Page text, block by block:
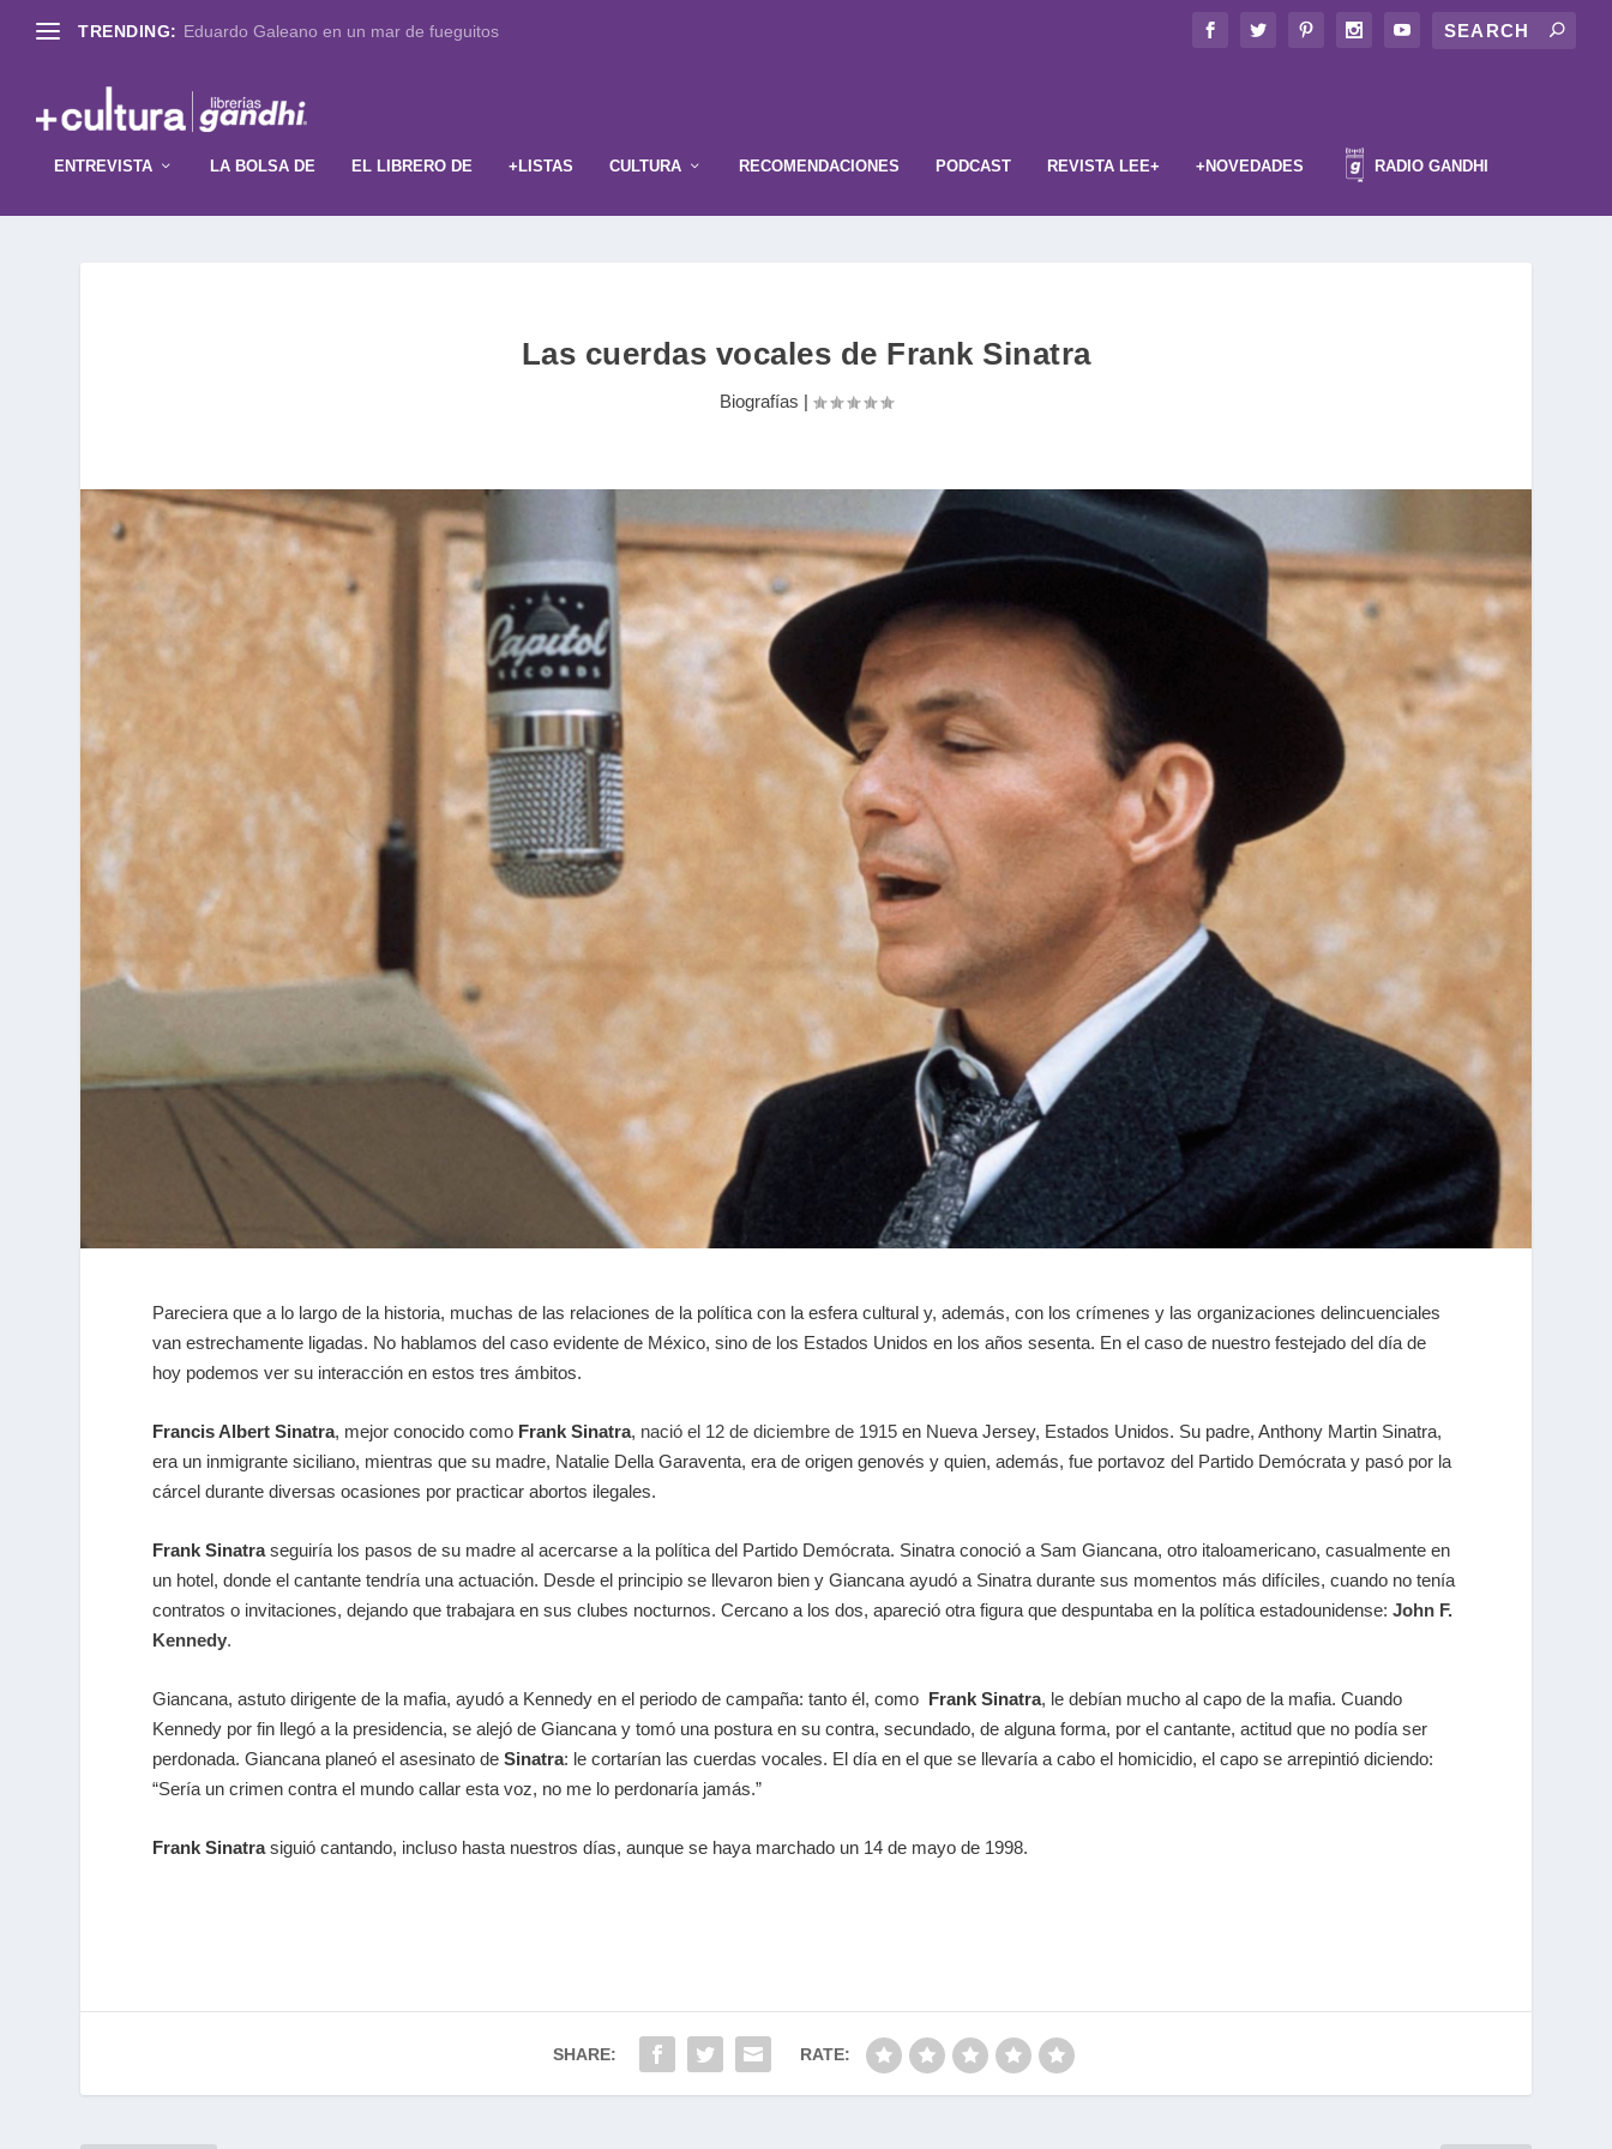
TRENDING: Eduardo Galeano en un mar de fueguitos
ENTREVISTA LA BOLSA DE EL LIBRERO DE +LISTAS CULTURA RECOMENDACIONES PODCAST REVISTA LEE+ +NOVEDADES RADIO GANDHI
Las cuerdas vocales de Frank Sinatra
Biografías |
Pareciera que a lo largo de la historia, muchas de las relaciones de la política con la esfera cultural y, además, con los crímenes y las organizaciones delincuenciales
van estrechamente ligadas. No hablamos del caso evidente de México, sino de los Estados Unidos en los años sesenta. En el caso de nuestro festejado del día de
hoy podemos ver su interacción en estos tres ámbitos.
Francis Albert Sinatra, mejor conocido como Frank Sinatra, nació el 12 de diciembre de 1915 en Nueva Jersey, Estados Unidos. Su padre, Anthony Martin Sinatra,
era un inmigrante siciliano, mientras que su madre, Natalie Della Garaventa, era de origen genovés y quien, además, fue portavoz del Partido Demócrata y pasó por la
cárcel durante diversas ocasiones por practicar abortos ilegales.
Frank Sinatraseguiría los pasos de su madre al acercarse a la política del Partido Demócrata. Sinatra conoció a Sam Giancana, otro italoamericano, casualmente en
un hotel, donde el cantante tendría una actuación. Desde el principio se llevaron bien y Giancana ayudó a Sinatra durante sus momentos más difíciles, cuando no tenía
contratos o invitaciones, dejando que trabajara en sus clubes nocturnos. Cercano a los dos, apareció otra figura que despuntaba en la política estadounidense:John F.
Kennedy.
Giancana, astuto dirigente de la mafia, ayudó a Kennedy en el periodo de campaña: tanto él, como Frank Sinatra, le debían mucho al capo de la mafia. Cuando
Kennedy por fin llegó a la presidencia, se alejó de Giancana y tomó una postura en su contra, secundado, de alguna forma, por el cantante, actitud que no podía ser
perdonada. Giancana planeó el asesinato deSinatra: le cortarían las cuerdas vocales. El día en el que se llevaría a cabo el homicidio, el capo se arrepintió diciendo:
“Sería un crimen contra el mundo callar esta voz, no me lo perdonaría jamás.”
Frank Sinatrasiguió cantando, incluso hasta nuestros días, aunque se haya marchado un 14 de mayo de 1998.
SHARE: RATE: